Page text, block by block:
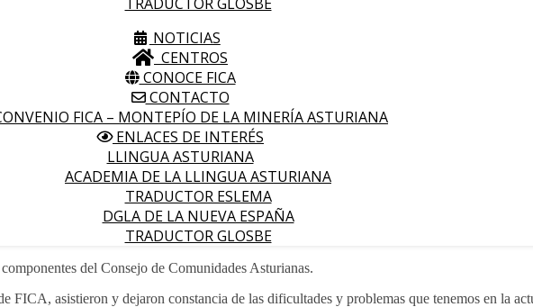
NOTICIAS
CENTROS
CONOCE FICA
CONTACTO
FICA – MONTEPÍO DE LA MINERÍA ASTURIANA
ENLACES DE INTERÉS
LLINGUA ASTURIANA
ACADEMIA DE LA LLINGUA ASTURIANA
TRADUCTOR ESLEMA
DGLA DE LA NUEVA ESPAÑA
TRADUCTOR GLOSBE
del Consejo de Comunidades Asturianas.
FICA, asistieron y dejaron constancia de las dificultades y problemas que tenemos en la